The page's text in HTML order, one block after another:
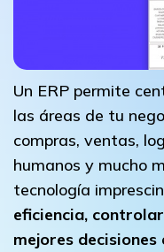
Un ERP permite
las áreas de tu
compras, ventas,
humanos y mucho
tecnología
eficiencia,
mejores decisiones